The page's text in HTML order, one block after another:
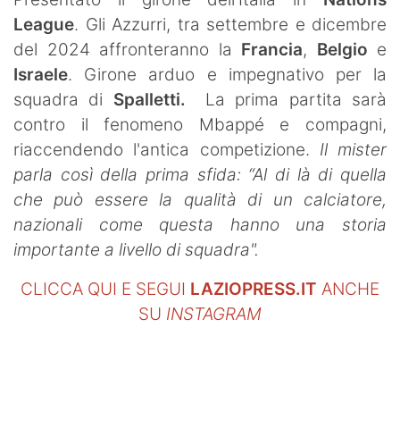
SHOP LAZIO
Contatti
League. Gli Azzurri, tra settembre e dicembre
del 2024 affronteranno la Francia, Belgio e
Israele. Girone arduo e impegnativo per la
squadra di Spalletti. La prima partita sarà
contro il fenomeno Mbappé e compagni,
riaccendendo l'antica competizione. Il mister
parla così della prima sfida: “Al di là di quella
che può essere la qualità di un calciatore,
nazionali come questa hanno una storia
importante a livello di squadra".
CLICCA QUI E SEGUI LAZIOPRESS.IT ANCHE
SU INSTAGRAM